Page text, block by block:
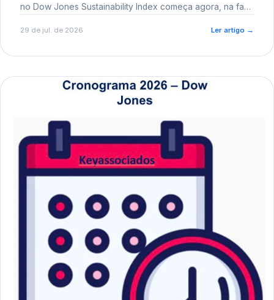
no Dow Jones Sustainability Index começa agora, na fase
29 de jul. de 2026 Ler artigo →